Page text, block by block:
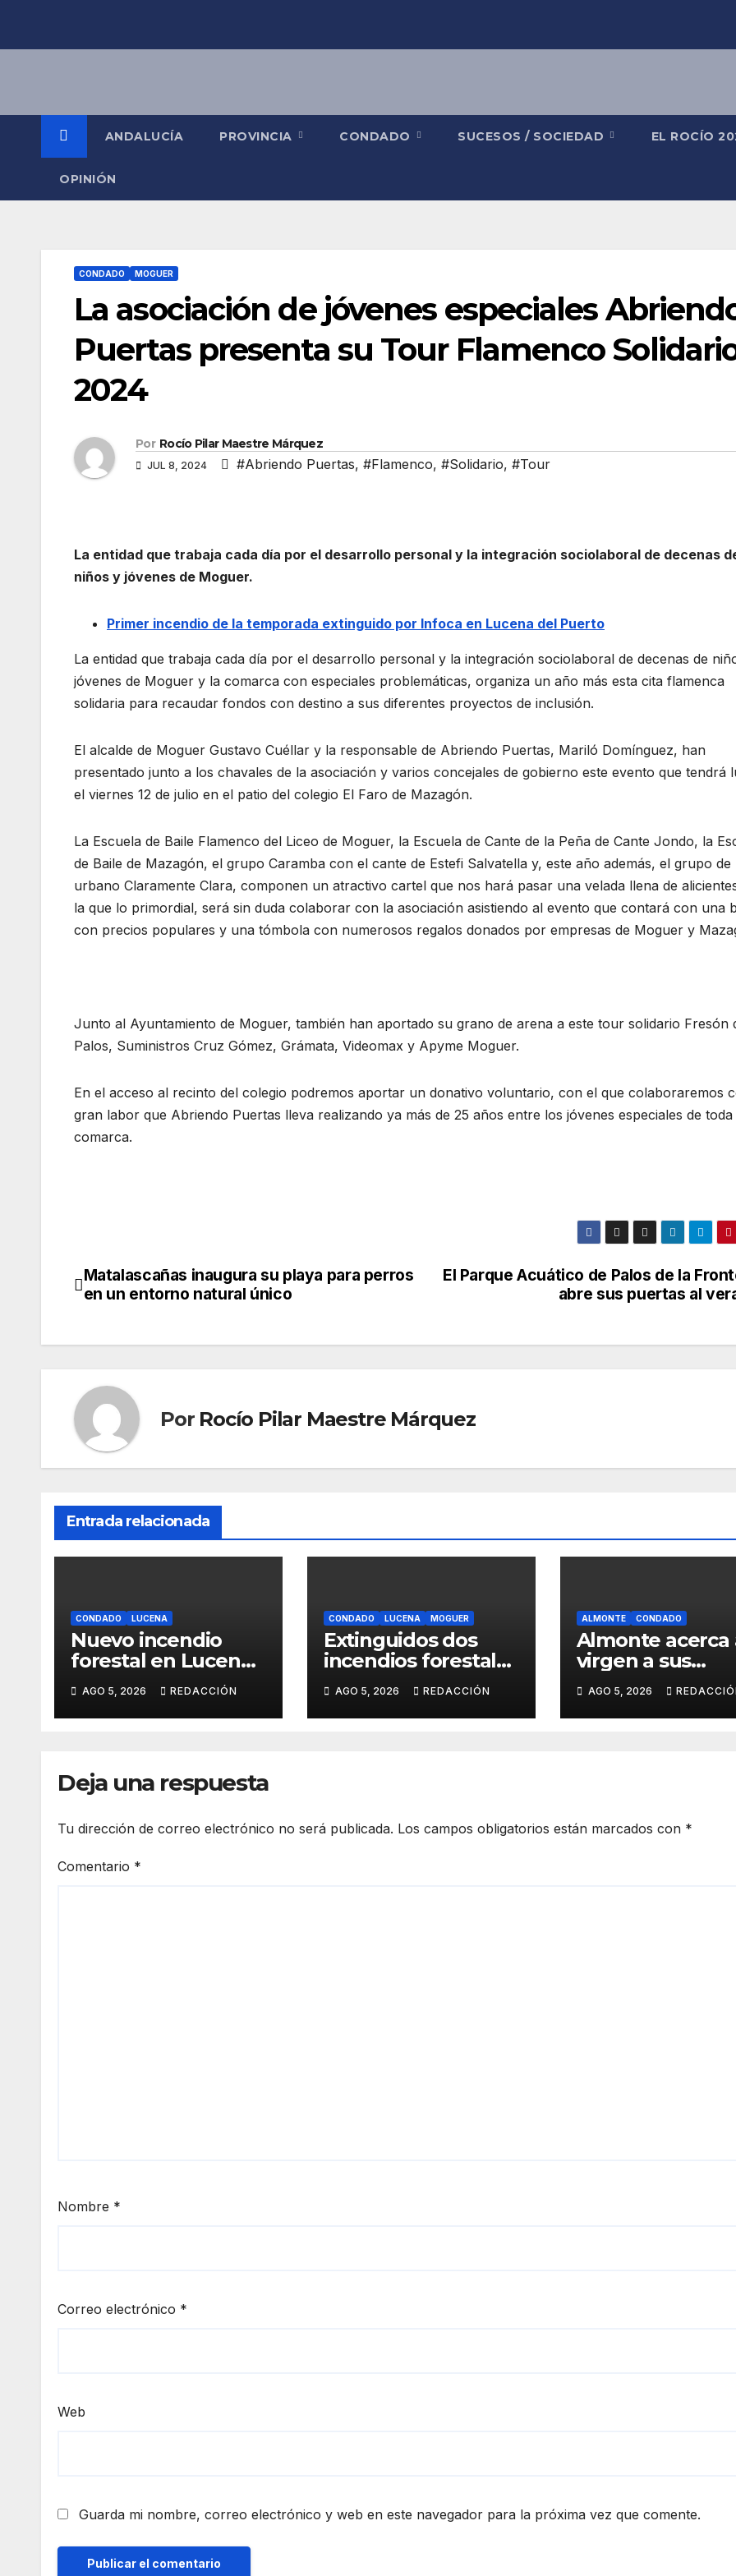
ANDALUCÍA PROVINCIA CONDADO SUCESOS / SOCIEDAD EL ROCÍO
OPINIÓN
CONDADO MOGUER
La asociación de jóvenes especiales
Puertas presenta su Tour Flamenco
2024
Por Rocío Pilar Maestre Márquez
JUL 8, 2024 #Abriendo Puertas, #Flamenco, #Solidario, #Tour
La entidad que trabaja cada día por el desarrollo personal y la integración sociolaboral de decenas
niños y jóvenes de Moguer.
Primer incendio de la temporada extinguido por Infoca en Lucena del Puerto
La entidad que trabaja cada día por el desarrollo personal y la integración sociolaboral de decenas de
jóvenes de Moguer y la comarca con especiales problemáticas, organiza un año más esta cita flamenca
solidaria para recaudar fondos con destino a sus diferentes proyectos de inclusión.
El alcalde de Moguer Gustavo Cuéllar y la responsable de Abriendo Puertas, Mariló Domínguez, han
presentado junto a los chavales de la asociación y varios concejales de gobierno este evento que tendrá
el viernes 12 de julio en el patio del colegio El Faro de Mazagón.
La Escuela de Baile Flamenco del Liceo de Moguer, la Escuela de Cante de la Peña de Cante Jondo, la
de Baile de Mazagón, el grupo Caramba con el cante de Estefi Salvatella y, este año además, el grupo de
urbano Claramente Clara, componen un atractivo cartel que nos hará pasar una velada llena de
la que lo primordial, será sin duda colaborar con la asociación asistiendo al evento que contará con una
con precios populares y una tómbola con numerosos regalos donados por empresas de Moguer y
Junto al Ayuntamiento de Moguer, también han aportado su grano de arena a este tour solidario Fresón
Palos, Suministros Cruz Gómez, Grámata, Videomax y Apyme Moguer.
En el acceso al recinto del colegio podremos aportar un donativo voluntario, con el que colaboraremos
gran labor que Abriendo Puertas lleva realizando ya más de 25 años entre los jóvenes especiales de toda
comarca.
Navegación
entradas
El Parque Acuático de Palos de la
abre sus puertas al
Matalascañas inaugura su playa para perros
en un entorno natural único
Por Rocío Pilar Maestre Márquez
Entrada relacionada
CONDADO LUCENA
Nuevo incendio
forestal en Lucena
del Puerto, el
quinto en apenas 15
días
AGO 5, 2026 REDACCIÓN
CONDADO LUCENA MOGUER
Extinguidos dos
incendios forestales
en Moguer y
Lucena del Puerto
AGO 5, 2026 REDACCIÓN
ALMONTE CONDADO
Almonte acerca
virgen a sus
mayores y a las
personas con
discapacidad
AGO 5, 2026
Deja una respuesta
Tu dirección de correo electrónico no será publicada. Los campos obligatorios están marcados con *
Comentario *
Nombre *
Correo electrónico *
Web
Guarda mi nombre, correo electrónico y web en este navegador para la próxima vez que comente.